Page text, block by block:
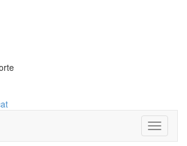
Ouvrir
le